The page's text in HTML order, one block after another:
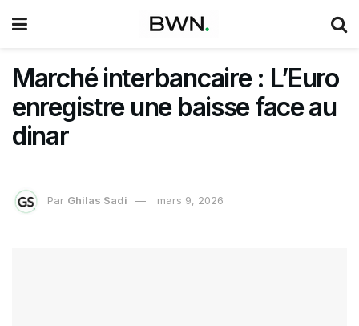
Marché interbancaire : L’Euro
enregistre une baisse face au
dinar
Par Ghilas Sadi mars 9, 2026